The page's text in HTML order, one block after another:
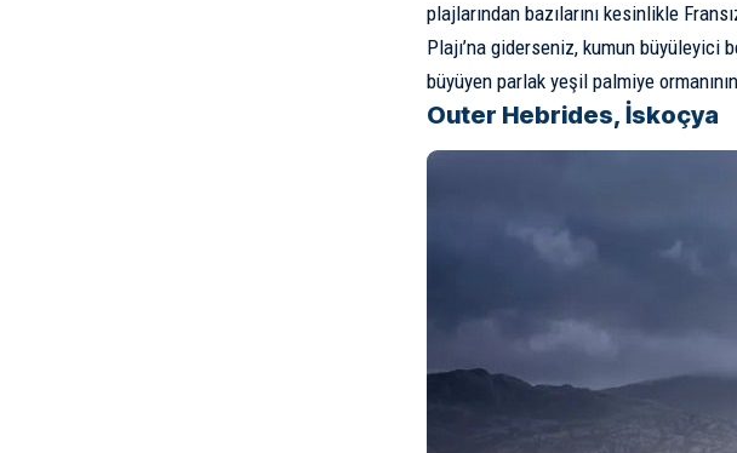
plajlarından bazılarını kesinlikle
Plajı’na giderseniz, kumun büyüleyici
büyüyen parlak yeşil palmiye
Outer Hebrides, İskoçya